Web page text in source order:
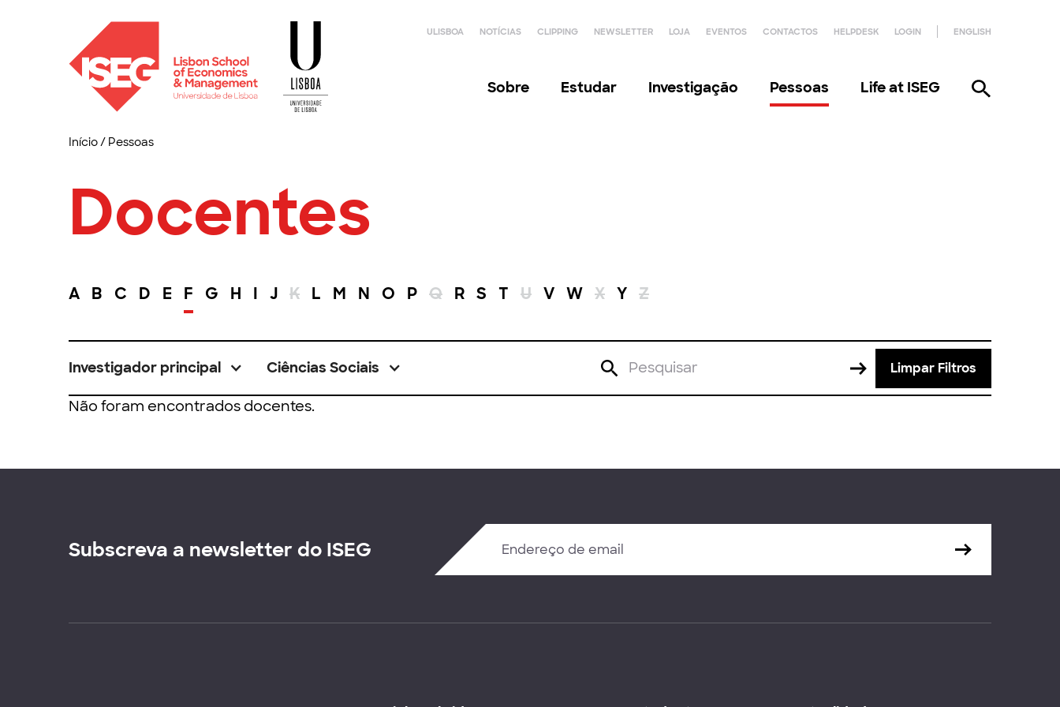
ULISBOA NOTÍCIAS CLIPPING NEWSLETTER LOJA EVENTOS CONTACTOS HELPDESK LOGIN ENGLISH
Sobre Estudar Investigação Pessoas Life at ISEG
Início/ Pessoas
Docentes
A B C D E F G H I J K L M N O P Q R S T U V W X Y Z
Investigador principal Ciências Sociais Limpar Filtros
Não foram encontrados docentes.
Subscreva a newsletter do ISEG